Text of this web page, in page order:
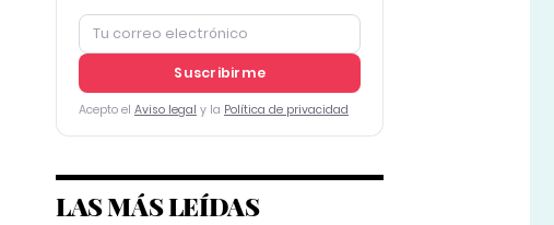
Suscribirme
Acepto el Aviso legal y la Política de privacidad
LAS MÁS LEÍDAS